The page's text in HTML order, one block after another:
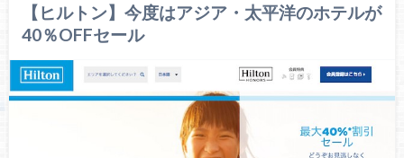
【ヒルトン】今度はアジア・太平洋のホテルが
40％OFFセール